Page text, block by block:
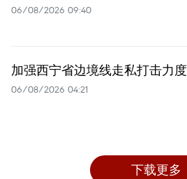
06/08/2026 09:40
加强西宁省边境线走私打击力度
06/08/2026 04:21
下载更多